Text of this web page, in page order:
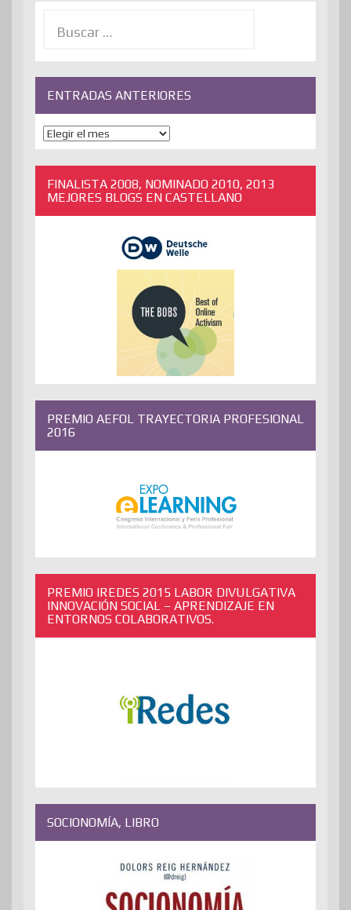
ENTRADAS ANTERIORES
ENTRADAS
ANTERIORES
FINALISTA 2008, NOMINADO 2010, 2013
MEJORES BLOGS EN CASTELLANO
PREMIO AEFOL TRAYECTORIA PROFESIONAL
2016
PREMIO IREDES 2015 LABOR DIVULGATIVA
INNOVACIÓN SOCIAL – APRENDIZAJE EN
ENTORNOS COLABORATIVOS.
SOCIONOMÍA, LIBRO